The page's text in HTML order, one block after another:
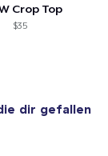
Crop Top
$35
dir gefallen